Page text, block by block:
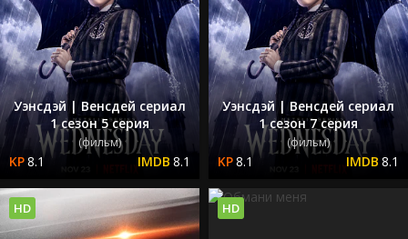
Уэнсдэй | Венсдей сериал
1 сезон 5 серия
(фильм)
8.1 8.1
Уэнсдэй | Венсдей сериал
1 сезон 7 серия
(фильм)
8.1 8.1
HD HD